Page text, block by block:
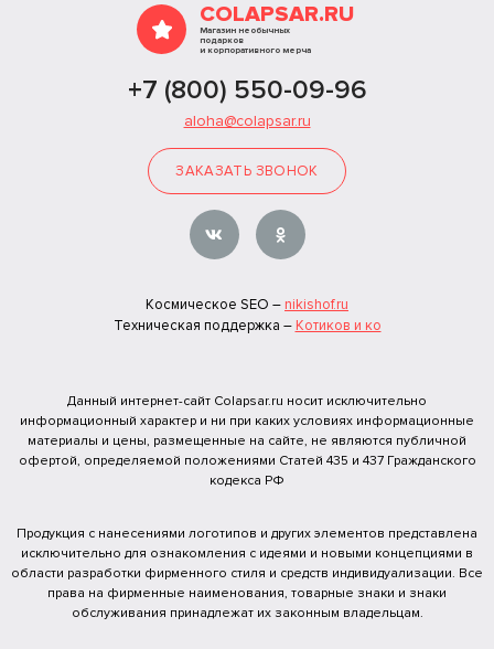
COLAPSAR.RU
Магазин необычных
подарков
и корпоративного мерча
+7 (800) 550-09-96
aloha@colapsar.ru
ЗАКАЗАТЬ ЗВОНОК
Космическое SEO – nikishof.ru
Техническая поддержка – Котиков и ко
Данный интернет-сайт Colapsar.ru носит исключительно
информационный характер и ни при каких условиях информационные
материалы и цены, размещенные на сайте, не являются публичной
офертой, определяемой положениями Статей 435 и 437 Гражданского
кодекса РФ
Продукция с нанесениями логотипов и других элементов представлена
исключительно для ознакомления с идеями и новыми концепциями в
области разработки фирменного стиля и средств индивидуализации. Все
права на фирменные наименования, товарные знаки и знаки
обслуживания принадлежат их законным владельцам.